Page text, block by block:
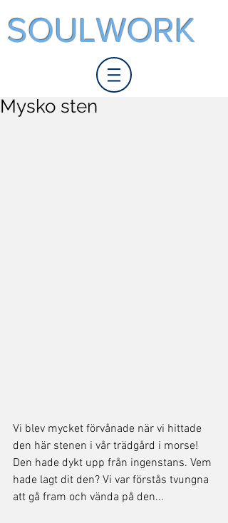
SOULWORK
Mysko sten
Vi blev mycket förvånade när vi hittade
den här stenen i vår trädgård i morse!
Den hade dykt upp från ingenstans. Vem
hade lagt dit den? Vi var förstås tvungna
att gå fram och vända på den...